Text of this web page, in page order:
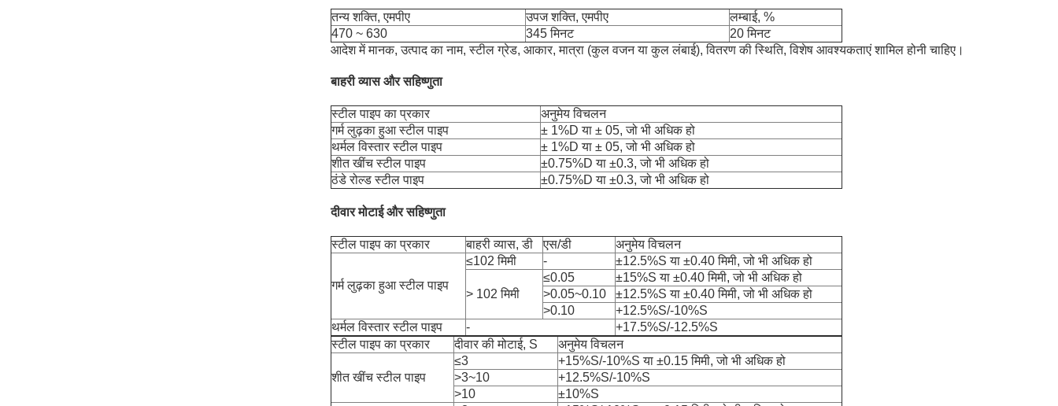
तन्य शक्ति, एमपीए उपज शक्ति, एमपीए
लम्बाई, %
470 ~ 630
345 मिनट
20 मिनट
आदेश में मानक, उत्पाद का नाम, स्टील ग्रेड, आकार, मात्रा (कुल वजन या कुल लंबाई), वितरण की स्थिति, विशेष आवश्यकताएं शामिल होनी चाहिए।
बाहरी व्यास और सहिष्णुता
स्टील पाइप का प्रकार
अनुमेय विचलन
गर्म लुढ़का हुआ स्टील पाइप
± 1%D या ± 05, जो भी अधिक हो
थर्मल विस्तार स्टील पाइप
± 1%D या ± 05, जो भी अधिक हो
शीत खींच स्टील पाइप
±0.75%D या ±0.3, जो भी अधिक हो
ठंडे रोल्ड स्टील पाइप
±0.75%D या ±0.3, जो भी अधिक हो
दीवार मोटाई और सहिष्णुता
स्टील पाइप का प्रकार बाहरी व्यास, डी एस/डी अनुमेय विचलन
गर्म लुढ़का हुआ स्टील पाइप
≤102 मिमी - ±12.5%S या ±0.40 मिमी, जो भी अधिक हो
> 102 मिमी
≤0.05
±15%S या ±0.40 मिमी, जो भी अधिक हो
>0.05~0.10
±12.5%S या ±0.40 मिमी, जो भी अधिक हो
>0.10
+12.5%S/-10%S
थर्मल विस्तार स्टील पाइप
-
+17.5%S/-12.5%S
स्टील पाइप का प्रकार
दीवार की मोटाई, S अनुमेय विचलन
शीत खींच स्टील पाइप
≤3
+15%S/-10%S या ±0.15 मिमी, जो भी अधिक हो
>3~10
+12.5%S/-10%S
>10
±10%S